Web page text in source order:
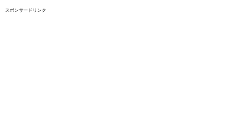
スポンサードリンク